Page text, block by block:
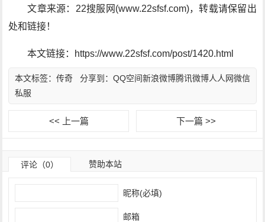
文章来源：22搜服网(www.22sfsf.com)，转载请保留出
处和链接！
本文链接：https://www.22sfsf.com/post/1420.html
分享到： QQ空间新浪微博腾讯微博人人网微信
本文标签：传奇
私服
<< 上一篇 下一篇 >>
评论（0） 赞助本站
昵称(必填)
邮箱